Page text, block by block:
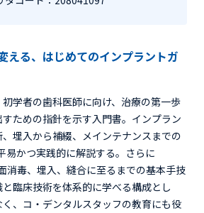
える、はじめてのインプラントガ
学者の歯科医師に向け、治療の第一歩
ための指針を示す入門書。インプラン
埋入から補綴、メインテナンスまでの
易かつ実践的に解説する。さらに
消毒、埋入、縫合に至るまでの基本手技
臨床技術を体系的に学べる構成とし
、コ・デンタルスタッフの教育にも役